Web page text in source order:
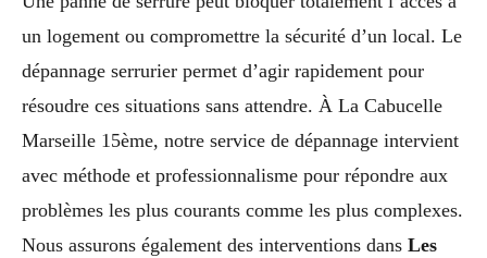
un logement ou compromettre la sécurité d’un local. Le
dépannage serrurier permet d’agir rapidement pour
résoudre ces situations sans attendre. À La Cabucelle
Marseille 15ème, notre service de dépannage intervient
avec méthode et professionnalisme pour répondre aux
problèmes les plus courants comme les plus complexes.
Nous assurons également des interventions dans Les